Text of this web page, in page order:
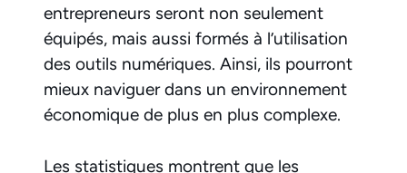
entrepreneurs seront non seulement
équipés, mais aussi formés à l’utilisation
des outils numériques. Ainsi, ils pourront
mieux naviguer dans un environnement
économique de plus en plus complexe.
Les statistiques montrent que les